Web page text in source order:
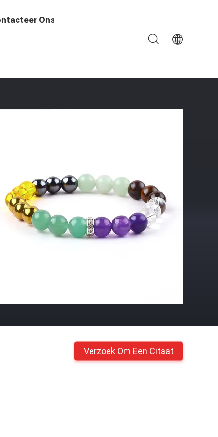
Ons
Verzoek Om Een Citaat